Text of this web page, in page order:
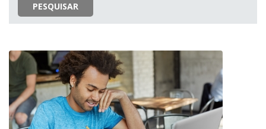
PESQUISAR